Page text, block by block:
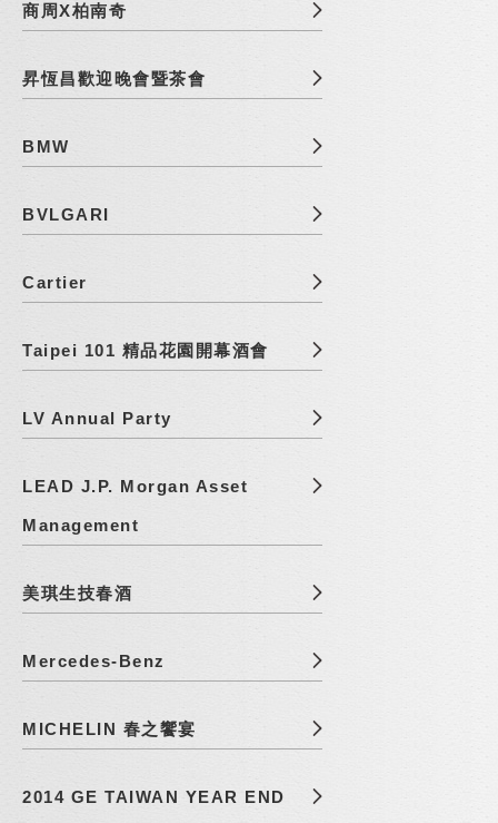
商周X柏南奇
昇恆昌歡迎晚會暨茶會
BMW
BVLGARI
Cartier
Taipei 101 精品花園開幕酒會
LV Annual Party
LEAD J.P. Morgan Asset
Management
美琪生技春酒
Mercedes-Benz
MICHELIN 春之饗宴
2014 GE TAIWAN YEAR END